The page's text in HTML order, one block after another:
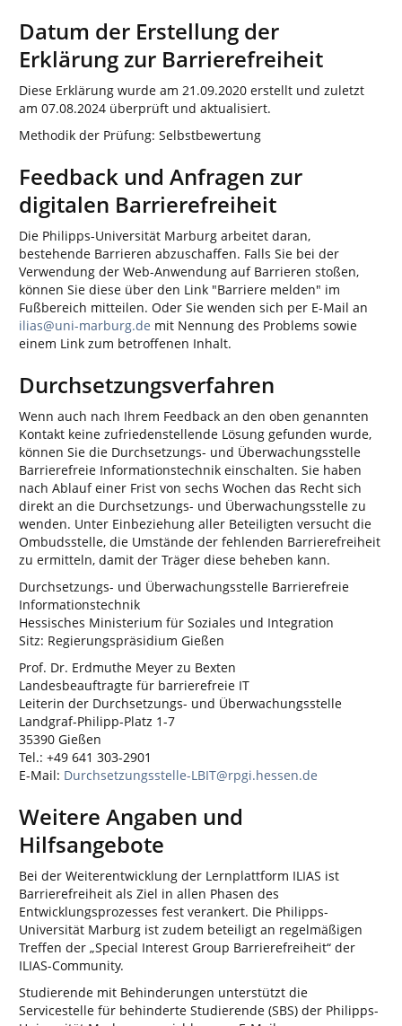
Datum der Erstellung der
Erklärung zur Barrierefreiheit
Diese Erklärung wurde am 21.09.2020 erstellt und zuletzt
am 07.08.2024 überprüft und aktualisiert.
Methodik der Prüfung: Selbstbewertung
Feedback und Anfragen zur
digitalen Barrierefreiheit
Die Philipps-Universität Marburg arbeitet daran,
bestehende Barrieren abzuschaffen. Falls Sie bei der
Verwendung der Web-Anwendung auf Barrieren stoßen,
können Sie diese über den Link "Barriere melden" im
Fußbereich mitteilen. Oder Sie wenden sich per E-Mail an
ilias@uni-marburg.de mit Nennung des Problems sowie
einem Link zum betroffenen Inhalt.
Durchsetzungsverfahren
Wenn auch nach Ihrem Feedback an den oben genannten
Kontakt keine zufriedenstellende Lösung gefunden wurde,
können Sie die Durchsetzungs- und Überwachungsstelle
Barrierefreie Informationstechnik einschalten. Sie haben
nach Ablauf einer Frist von sechs Wochen das Recht sich
direkt an die Durchsetzungs- und Überwachungsstelle zu
wenden. Unter Einbeziehung aller Beteiligten versucht die
Ombudsstelle, die Umstände der fehlenden Barrierefreiheit
zu ermitteln, damit der Träger diese beheben kann.
Durchsetzungs- und Überwachungsstelle Barrierefreie
Informationstechnik
Hessisches Ministerium für Soziales und Integration
Sitz: Regierungspräsidium Gießen
Prof. Dr. Erdmuthe Meyer zu Bexten
Landesbeauftragte für barrierefreie IT
Leiterin der Durchsetzungs- und Überwachungsstelle
Landgraf-Philipp-Platz 1-7
35390 Gießen
Tel.: +49 641 303-2901
E-Mail: Durchsetzungsstelle-LBIT@rpgi.hessen.de
Weitere Angaben und
Hilfsangebote
Bei der Weiterentwicklung der Lernplattform ILIAS ist
Barrierefreiheit als Ziel in allen Phasen des
Entwicklungsprozesses fest verankert. Die Philipps-
Universität Marburg ist zudem beteiligt an regelmäßigen
Treffen der „Special Interest Group Barrierefreiheit“ der
ILIAS-Community.
Studierende mit Behinderungen unterstützt die
Servicestelle für behinderte Studierende (SBS) der Philipps-